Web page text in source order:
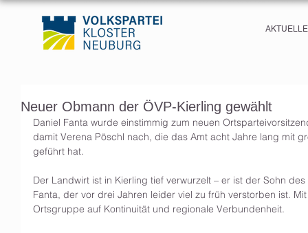
Neuer Obmann der ÖVP-Kierling gewählt
Daniel Fanta wurde einstimmig zum neuen
damit Verena Pöschl nach, die das Amt acht Jahre lang mit
geführt hat.
Der Landwirt ist in Kierling tief verwurzelt – er ist der Sohn
Fanta, der vor drei Jahren leider viel zu früh verstorben ist.
Ortsgruppe auf Kontinuität und regionale Verbundenheit.